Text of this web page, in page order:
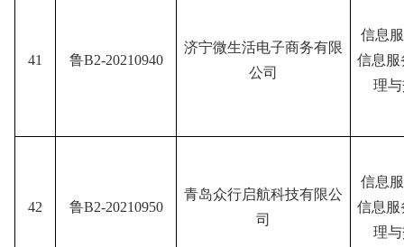
41 鲁B2-20210940
济宁微生活电子商务有限
公司
信息
信息服
理
42 鲁B2-20210950
青岛众行启航科技有限公
司
信息
信息服
理